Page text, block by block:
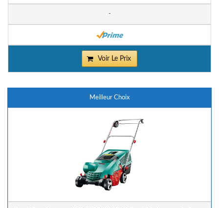
-
Voir Le Prix
Meilleur Choix